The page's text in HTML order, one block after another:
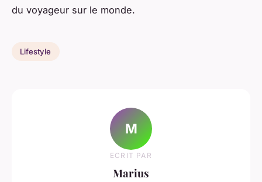
du voyageur sur le monde.
Lifestyle
M
ECRIT PAR
Marius